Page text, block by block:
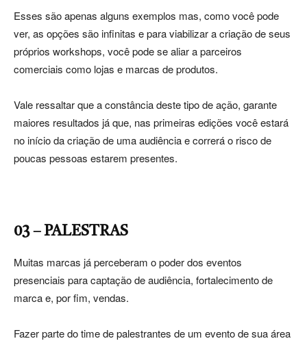
Esses são apenas alguns exemplos mas, como você pode
ver, as opções são infinitas e para viabilizar a criação de seus
próprios workshops, você pode se aliar a parceiros
comerciais como lojas e marcas de produtos.
Vale ressaltar que a constância deste tipo de ação, garante
maiores resultados já que, nas primeiras edições você estará
no início da criação de uma audiência e correrá o risco de
poucas pessoas estarem presentes.
03 – PALESTRAS
Muitas marcas já perceberam o poder dos eventos
presenciais para captação de audiência, fortalecimento de
marca e, por fim, vendas.
Fazer parte do time de palestrantes de um evento de sua área